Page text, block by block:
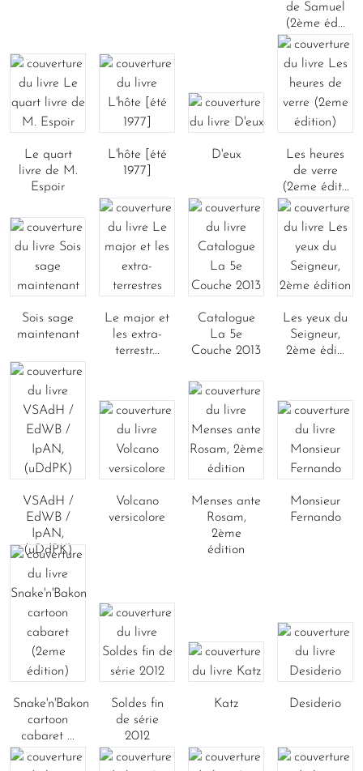
de Samuel
(2ème éd...
Le quart
livre de M.
Espoir
L'hôte [été
1977]
D'eux
Les heures
de verre
(2eme édit...
Sois sage
maintenant
Le major et
les extra-
terrestr...
Catalogue
La 5e
Couche 2013
Les yeux du
Seigneur,
2ème édi...
VSAdH /
EdWB /
IpAN,
(uDdPK)
Volcano
versicolore
Menses ante
Rosam,
2ème
édition
Monsieur
Fernando
Snake'n'Bakon
cartoon
cabaret ...
Soldes fin
de série
2012
Katz Desiderio